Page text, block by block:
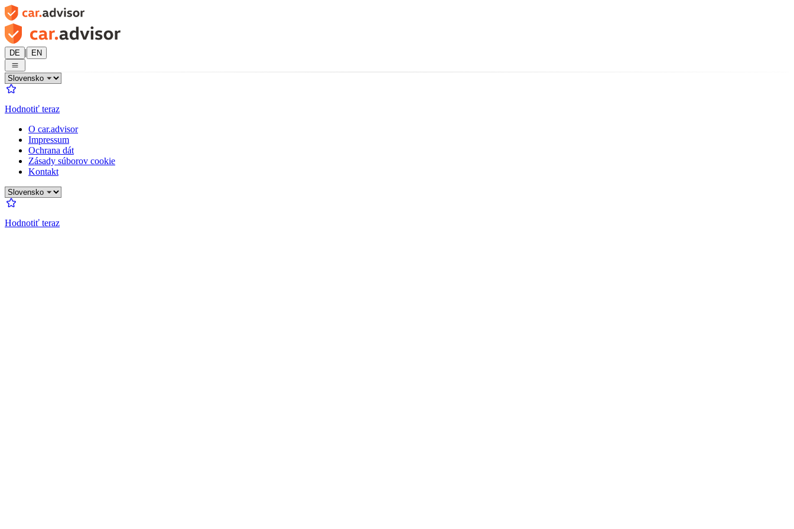
DE | EN
Hodnotiť teraz
O car.advisor
Impressum
Ochrana dát
Zásady súborov cookie
Kontakt
Hodnotiť teraz